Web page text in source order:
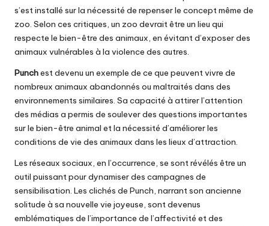
s’est installé sur la nécessité de repenser le concept même de
zoo. Selon ces critiques, un zoo devrait être un lieu qui
respecte le bien-être des animaux, en évitant d’exposer des
animaux vulnérables à la violence des autres.
Punchest devenu un exemple de ce que peuvent vivre de
nombreux animaux abandonnés ou maltraités dans des
environnements similaires. Sa capacité à attirer l’attention
des médias a permis de soulever des questions importantes
sur le bien-être animal et la nécessité d’améliorer les
conditions de vie des animaux dans les lieux d’attraction.
Les réseaux sociaux, en l’occurrence, se sont révélés être un
outil puissant pour dynamiser des campagnes de
sensibilisation. Les clichés de Punch, narrant son ancienne
solitude à sa nouvelle vie joyeuse, sont devenus
emblématiques de l’importance de l’affectivité et des